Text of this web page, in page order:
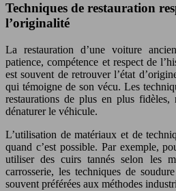
Techniques de restauration
l’originalité
La restauration d’une voiture
patience, compétence et respect de
est souvent de retrouver l’état
qui témoigne de son vécu. Les
restaurations de plus en plus
dénaturer le véhicule.
L’utilisation de matériaux et de
quand c’est possible. Par exemple,
utiliser des cuirs tannés selon les
carrosserie, les techniques de
souvent préférées aux méthodes